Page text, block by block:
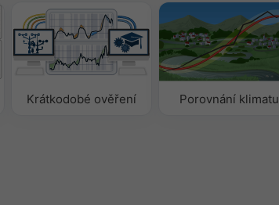
Krátkodobé ověření Porovnání klimatu